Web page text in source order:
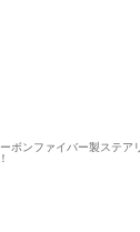
ファイバー製ステア